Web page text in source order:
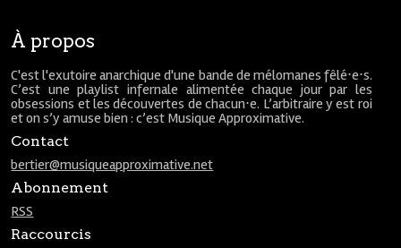
À propos
C'est l'exutoire anarchique d'une bande de mélomanes fêlé⋅e⋅s.
C’est une playlist infernale alimentée chaque jour par les
obsessions et les découvertes de chacun⋅e. L’arbitraire y est roi
et on s’y amuse bien : c’est Musique Approximative.
Contact
bertier@musiqueapproximative.net
Abonnement
RSS
Raccourcis